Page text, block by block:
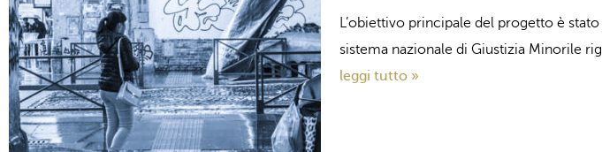
L’obiettivo principale del progetto è
sistema nazionale di Giustizia Minorile
leggi tutto »